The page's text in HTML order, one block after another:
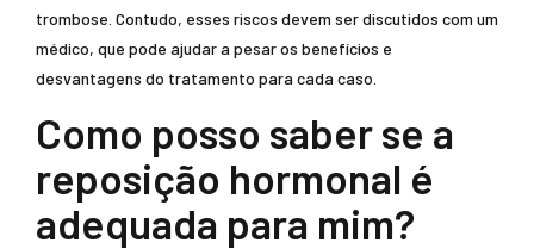
trombose. Contudo, esses riscos devem ser discutidos com um
médico, que pode ajudar a pesar os benefícios e
desvantagens do tratamento para cada caso.
Como posso saber se a
reposição hormonal é
adequada para mim?